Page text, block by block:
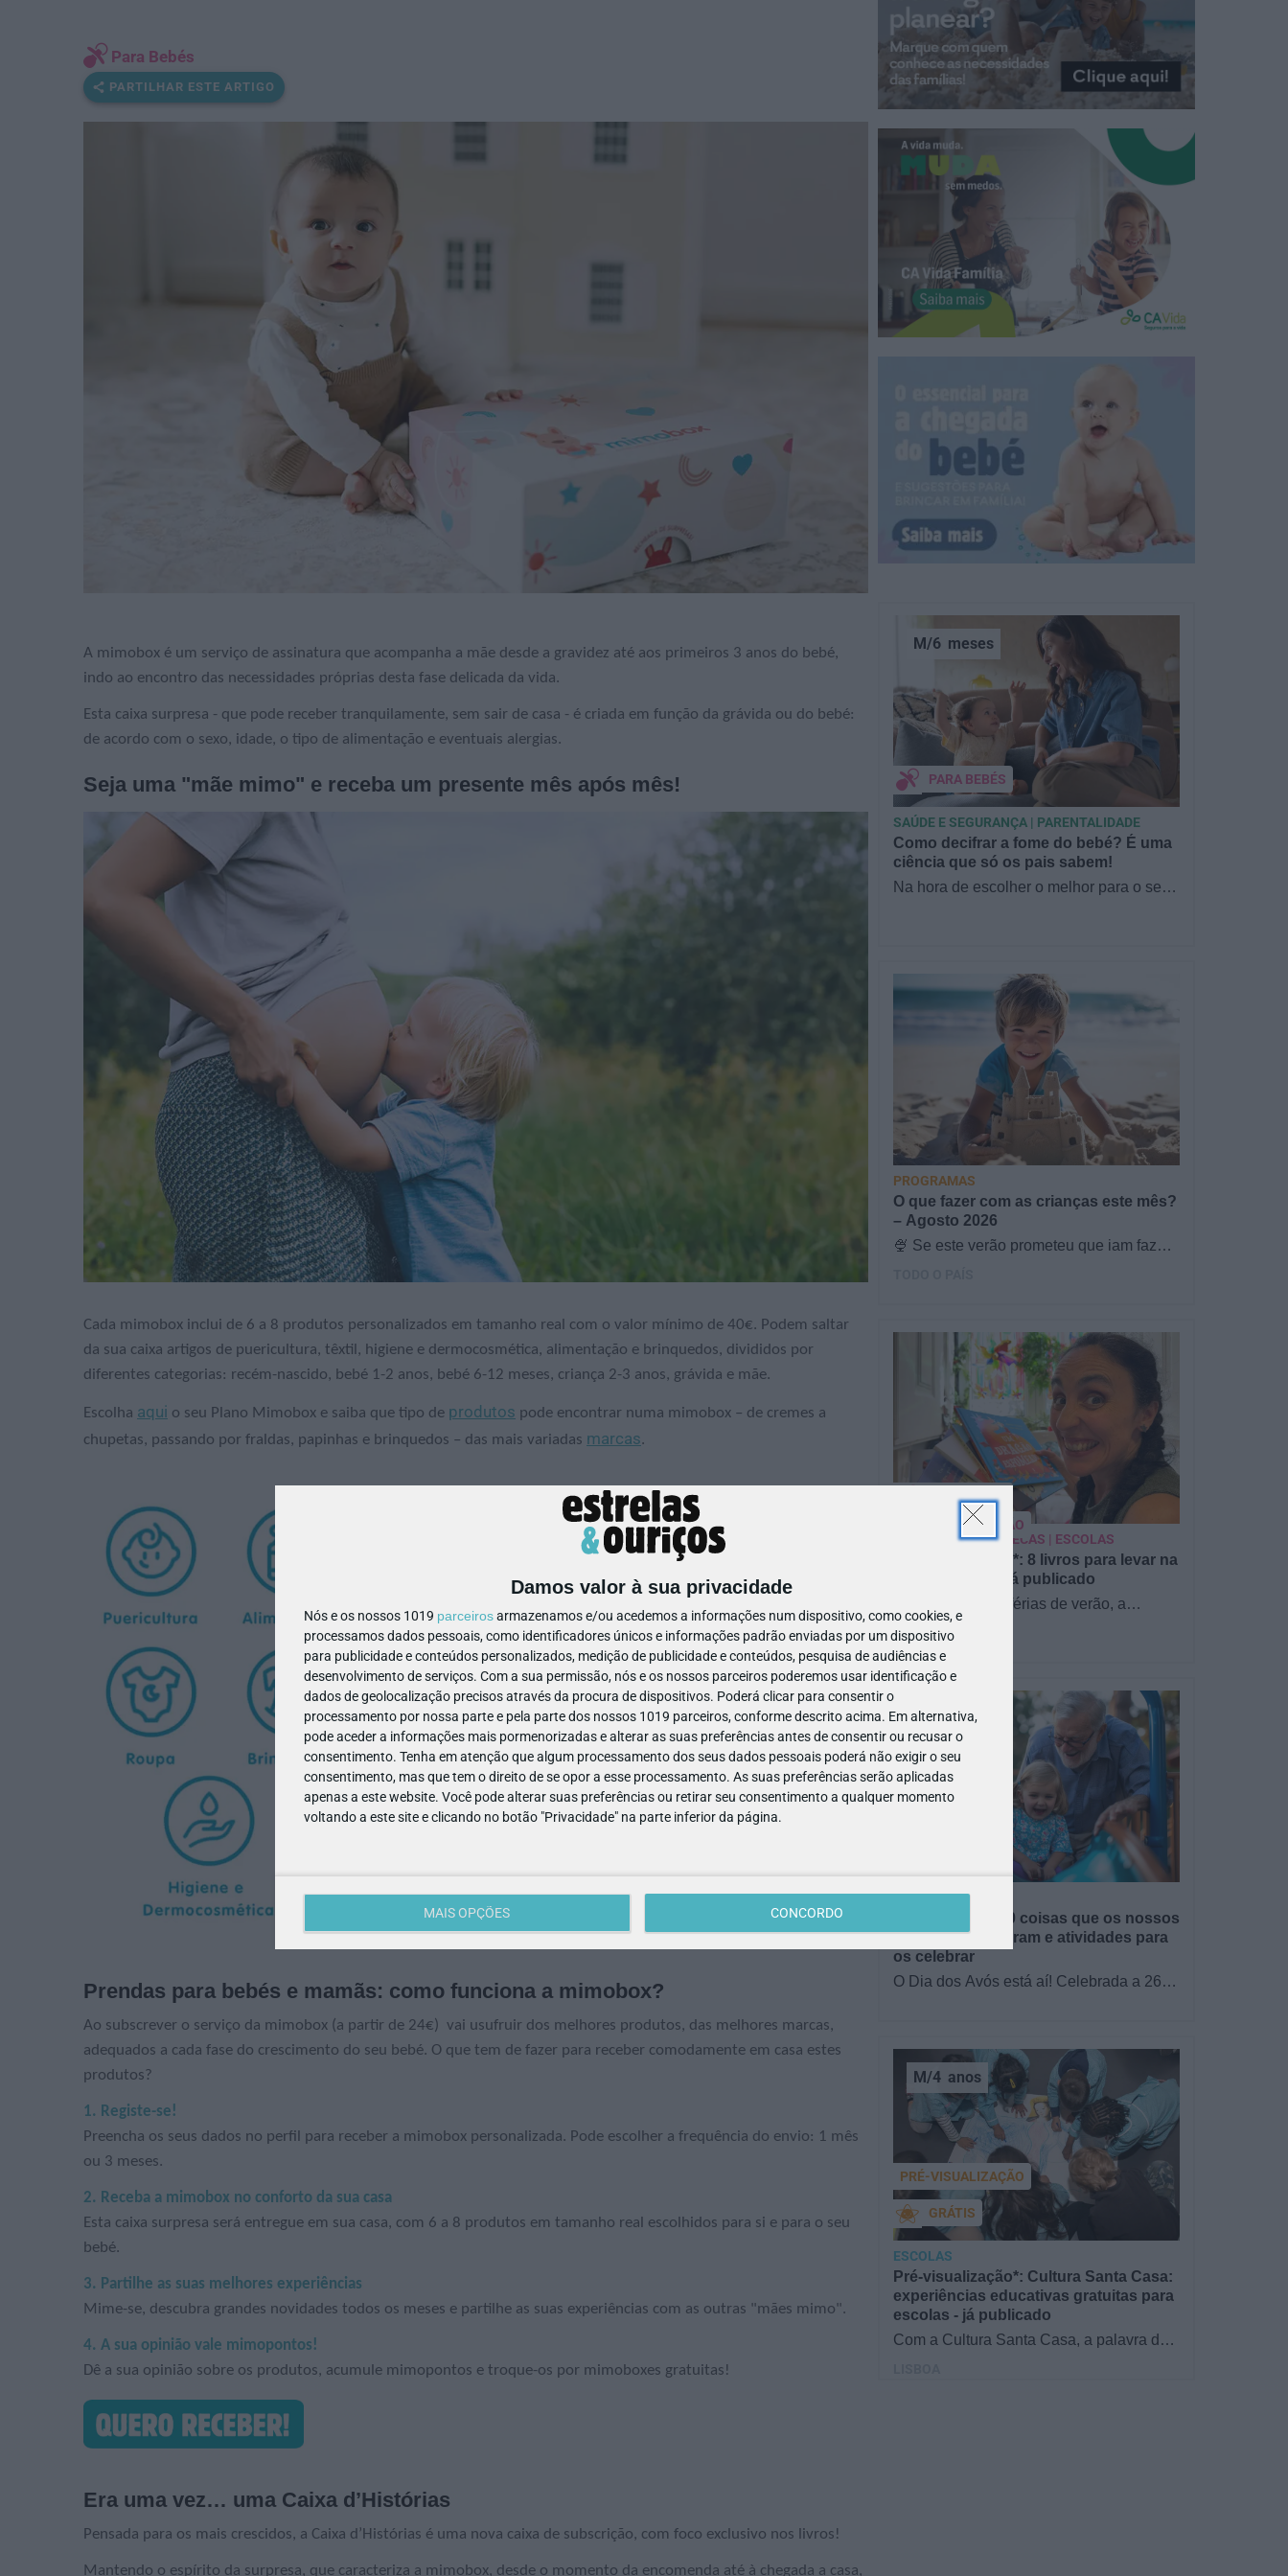
Damos valor à sua privacidade
Nós e os nossos 1019 parceirosarmazenamos e/ou acedemos a informações num dispositivo, como cookies, e
processamos dados pessoais, como identificadores únicos e informações padrão enviadas por um dispositivo
para publicidade e conteúdos personalizados, medição de publicidade e conteúdos, pesquisa de audiências e
desenvolvimento de serviços. Com a sua permissão, nós e os nossos parceiros poderemos usar identificação e
dados de geolocalização precisos através da procura de dispositivos. Poderá clicar para consentir o
processamento por nossa parte e pela parte dos nossos 1019 parceiros, conforme descrito acima. Em alternativa,
pode aceder a informações mais pormenorizadas e alterar as suas preferências antes de consentir ou recusar o
consentimento. Tenha em atenção que algum processamento dos seus dados pessoais poderá não exigir o seu
consentimento, mas que tem o direito de se opor a esse processamento. As suas preferências serão aplicadas
apenas a este website. Você pode alterar suas preferências ou retirar seu consentimento a qualquer momento
voltando a este site e clicando no botão "Privacidade" na parte inferior da página.
MAIS OPÇÕES CONCORDO
Para Bebés
PARTILHAR ESTE ARTIGO
A mimobox é um serviço de assinatura que acompanha a mãe desde a gravidez até aos primeiros 3 anos do bebé,
indo ao encontro das necessidades próprias desta fase delicada da vida.
Esta caixa surpresa - que pode receber tranquilamente, sem sair de casa - é criada em função da grávida ou do bebé:
de acordo com o sexo, idade, o tipo de alimentação e eventuais alergias.
Seja uma "mãe mimo" e receba um presente mês após mês!
Cada mimobox inclui de 6 a 8 produtos personalizados em tamanho real com o valor mínimo de 40€. Podem saltar
da sua caixa artigos de puericultura, têxtil, higiene e dermocosmética, alimentação e brinquedos, divididos por
diferentes categorias: recém-nascido, bebé 1-2 anos, bebé 6-12 meses, criança 2-3 anos, grávida e mãe.
Escolha aqui o seu Plano Mimobox e saiba que tipo de produtos pode encontrar numa mimobox – de cremes a
chupetas, passando por fraldas, papinhas e brinquedos – das mais variadas marcas.
Prendas para bebés e mamãs: como funciona a mimobox?
Ao subscrever o serviço da mimobox (a partir de 24€) vai usufruir dos melhores produtos, das melhores marcas,
adequados a cada fase do crescimento do seu bebé. O que tem de fazer para receber comodamente em casa estes
produtos?
1. Registe-se!
Preencha os seus dados no perfil para receber a mimobox personalizada. Pode escolher a frequência do envio: 1 mês
ou 3 meses.
2. Receba a mimobox no conforto da sua casa
Esta caixa surpresa será entregue em sua casa, com 6 a 8 produtos em tamanho real escolhidos para si e para o seu
bebé.
3. Partilhe as suas melhores experiências
Mime-se, descubra grandes novidades todos os meses e partilhe as suas experiências com as outras "mães mimo".
4. A sua opinião vale mimopontos!
Dê a sua opinião sobre os produtos, acumule mimopontos e troque-os por mimoboxes gratuitas!
Era uma vez… uma Caixa d’Histórias
Pensada para os mais crescidos, a Caixa d’Histórias é uma nova caixa de subscrição, com foco exclusivo nos livros!
Mantendo o espírito da surpresa, que caracteriza a mimobox, desde o momento da encomenda até à chegada a casa,
Como decifrar a fome do bebé? É uma
ciência que só os pais sabem!
Na hora de escolher o melhor para o seu
M/6 meses
PARA BEBÉS
SAÚDE E SEGURANÇA | PARENTALIDADE
O que fazer com as crianças este mês?
– Agosto 2026
🍨 Se este verão prometeu que iam fazer
PROGRAMAS
Pré-visualização*: 8 livros para levar na
mala de férias - já publicado
Para celebrar as férias de verão, a
Estrelas & Ouriços fez uma parceria com
a Sofia Vieira, da livraria…
PARA BEBÉS
PRÉ-VISUALIZAÇÃO
CONTOS E BIBLIOTECAS | ESCOLAS
Dia dos Avós: 10 coisas que os nossos
avós nos ensinaram e atividades para
os celebrar
O Dia dos Avós está aí! Celebrada a 26
BRINCAR
Pré-visualização*: Cultura Santa Casa:
experiências educativas gratuitas para
escolas - já publicado
Com a Cultura Santa Casa, a palavra de
M/4 anos
GRÁTIS
PRÉ-VISUALIZAÇÃO
ESCOLAS